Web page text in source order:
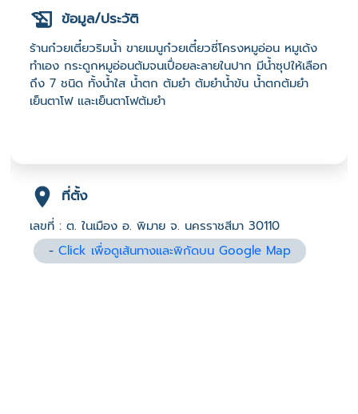
ข้อมูล/ประวัติ
ร้านก๋วยเตี๋ยวริมน้ำ ขายเมนูก๋วยเตี๋ยวซี่โครงหมูอ่อน หมูเด้ง
ทำเอง กระดูกหมูอ่อนต้มจนเปื่อยละลายในปาก มีน้ำซุปให้เลือก
ถึง 7 ชนิด ทั้งน้ำใส น้ำตก ต้มยำ ต้มยำน้ำข้น น้ำตกต้มยำ
เย็นตาโฟ และเย็นตาโฟต้มยำ
ที่ตั้ง
เลขที่ : ต. ในเมือง อ. พิมาย จ. นครราชสีมา 30110
-Click เพื่อดูเส้นทางและพิกัดบน Google Map